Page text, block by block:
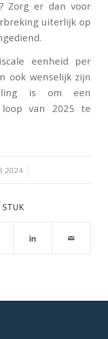
Zorg er dan voor
uiterlijk op
eenheid per
ook wenselijk zijn
is om een
van 2025 te
2024
STUK